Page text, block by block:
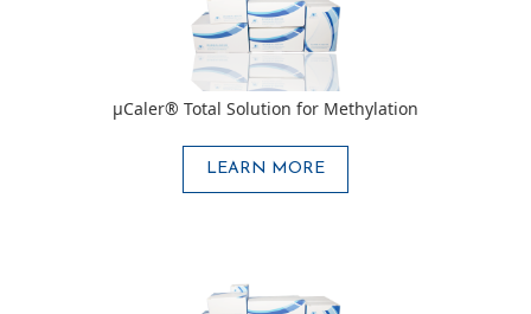
μCaler® Total Solution for Methylation
LEARN MORE